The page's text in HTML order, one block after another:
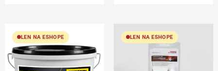
LEN NA ESHOPE LEN NA ESHOPE